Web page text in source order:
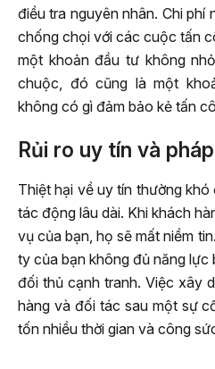
điều tra nguyên nhân. Chi phí
chống chọi với các cuộc tấn
một khoản đầu tư không
chuộc, đó cũng là một
không có gì đảm bảo kẻ tấn
Rủi ro uy tín và
Thiệt hại về uy tín thường
tác động lâu dài. Khi khách
vụ của bạn, họ sẽ mất niềm
ty của bạn không đủ năng lực
đối thủ cạnh tranh. Việc xây
hàng và đối tác sau một sự
tốn nhiều thời gian và công